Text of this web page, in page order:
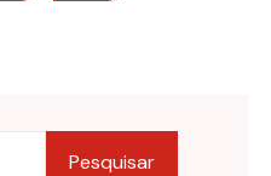
Pesquisar